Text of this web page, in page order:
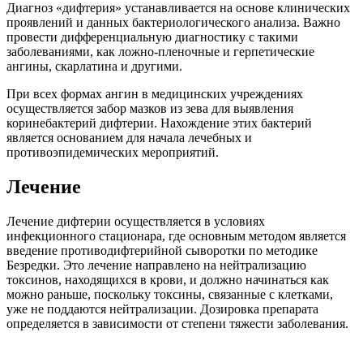
Диагноз «дифтерия» устанавливается на основе клинических
проявлений и данных бактериологического анализа. Важно
провести дифференциальную диагностику с такими
заболеваниями, как ложно-пленочные и герпетические
ангины, скарлатина и другими.
При всех формах ангин в медицинских учреждениях
осуществляется забор мазков из зева для выявления
коринебактерий дифтерии. Нахождение этих бактерий
является основанием для начала лечебных и
противоэпидемических мероприятий.
Лечение
Лечение дифтерии осуществляется в условиях
инфекционного стационара, где основным методом является
введение противодифтерийной сыворотки по методике
Безредки. Это лечение направлено на нейтрализацию
токсинов, находящихся в крови, и должно начинаться как
можно раньше, поскольку токсины, связанные с клетками,
уже не поддаются нейтрализации. Дозировка препарата
определяется в зависимости от степени тяжести заболевания.